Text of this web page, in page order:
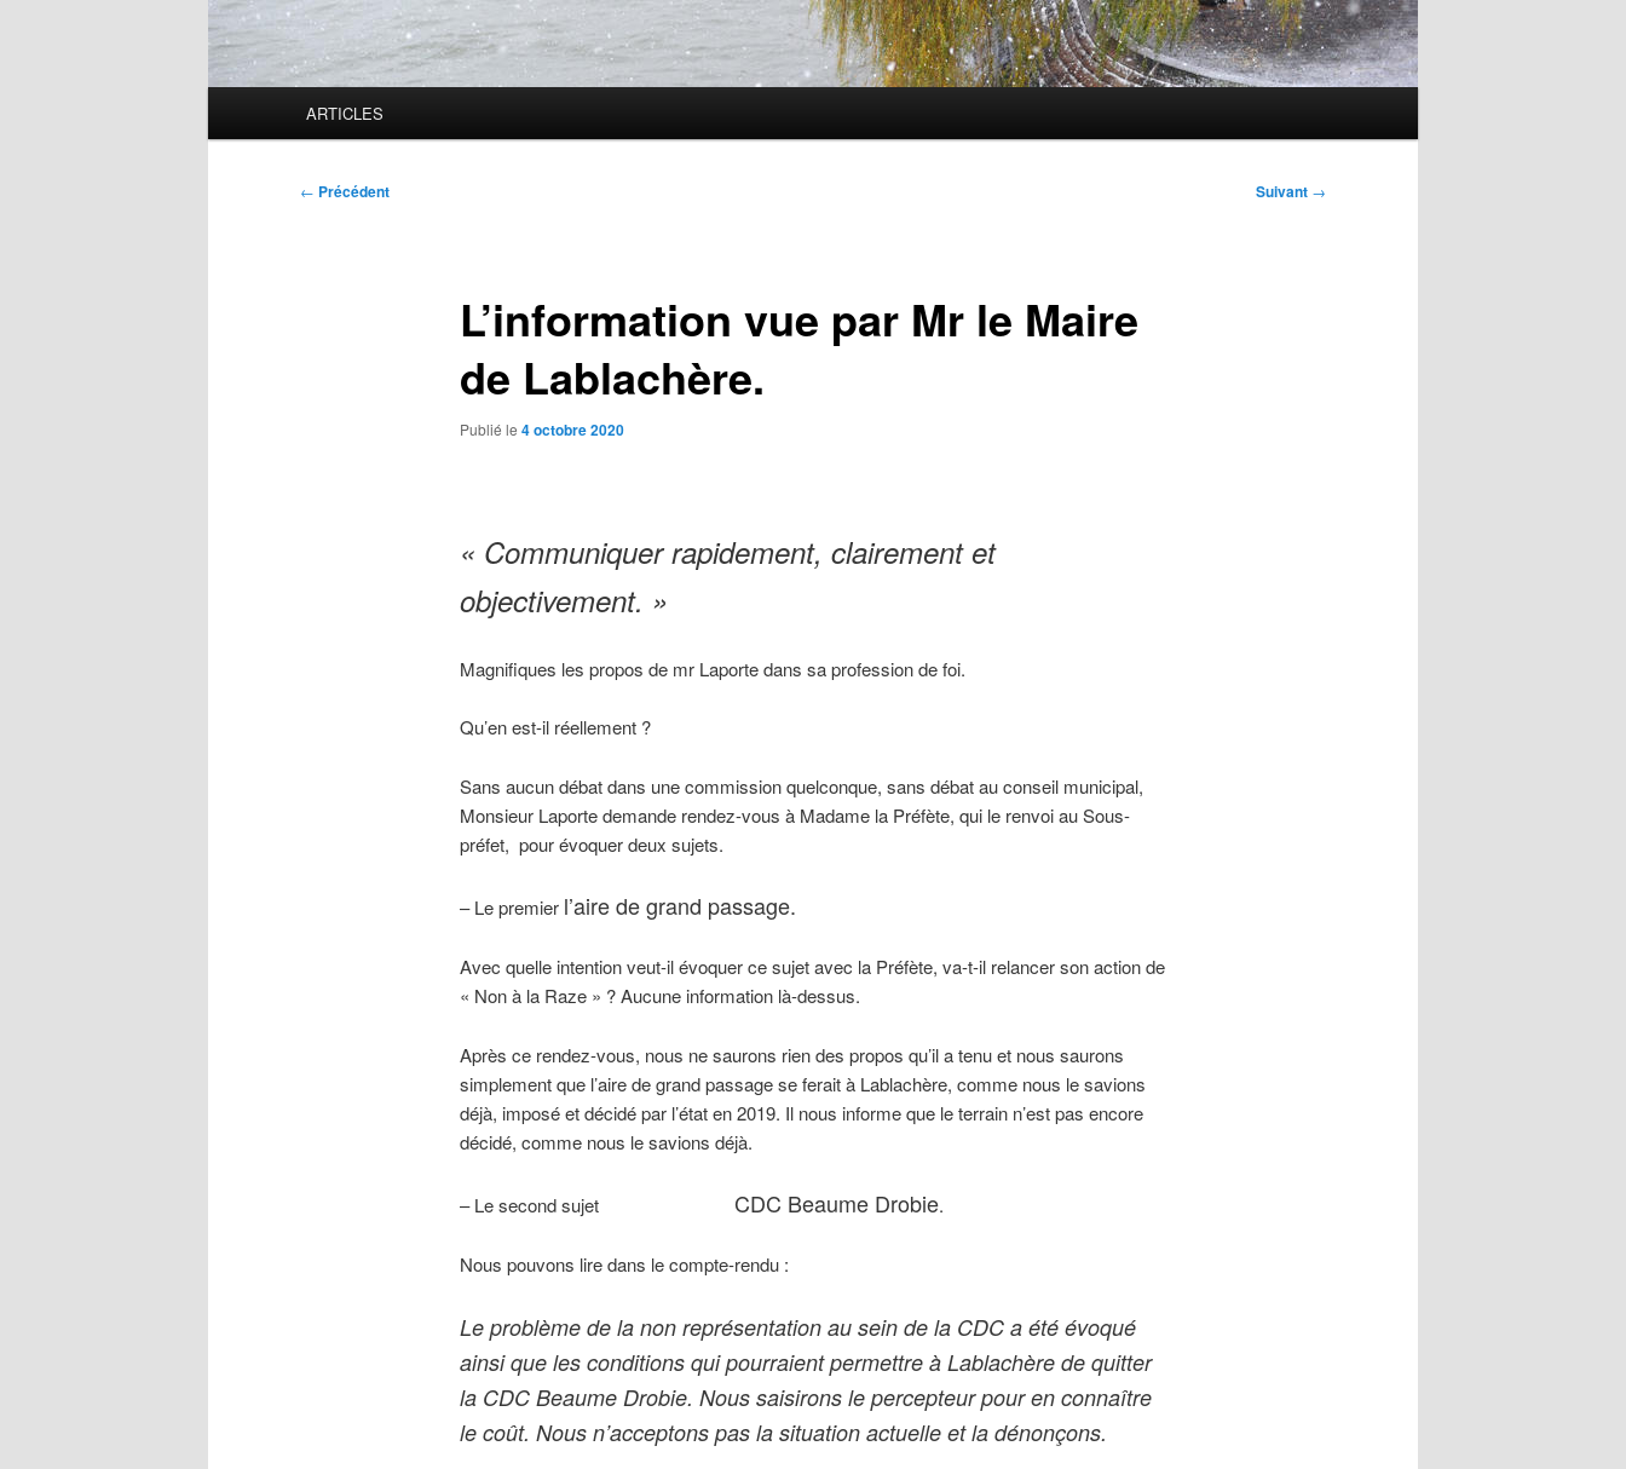
ARTICLES
Navigation
← Précédent Suivant →
L’information vue par Mr le Maire
de Lablachère.
Publié le 4 octobre 2020
« Communiquer rapidement, clairement et
objectivement. »
Magnifiques les propos de mr Laporte dans sa profession de foi.
Qu’en est-il réellement ?
Sans aucun débat dans une commission quelconque, sans débat au conseil municipal,
Monsieur Laporte demande rendez-vous à Madame la Préfète, qui le renvoi au Sous-
préfet, pour évoquer deux sujets.
– Le premier l’aire de grand passage.
Avec quelle intention veut-il évoquer ce sujet avec la Préfète, va-t-il relancer son action de
« Non à la Raze » ? Aucune information là-dessus.
Après ce rendez-vous, nous ne saurons rien des propos qu’il a tenu et nous saurons
simplement que l’aire de grand passage se ferait à Lablachère, comme nous le savions
déjà, imposé et décidé par l’état en 2019. Il nous informe que le terrain n’est pas encore
décidé, comme nous le savions déjà.
– Le second sujet CDC Beaume Drobie.
Nous pouvons lire dans le compte-rendu :
Le problème de la non représentation au sein de la CDC a été évoqué
ainsi que les conditions qui pourraient permettre à Lablachère de quitter
la CDC Beaume Drobie. Nous saisirons le percepteur pour en connaître
le coût. Nous n’acceptons pas la situation actuelle et la dénonçons.